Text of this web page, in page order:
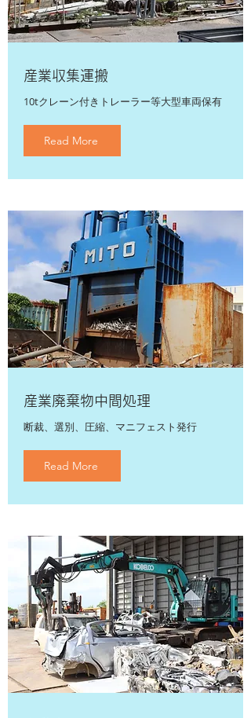
産業収集運搬
10tクレーン付きトレーラー等大型車両保有
Read More
産業廃棄物中間処理
​断裁、選別、圧縮、マニフェスト発行
Read More